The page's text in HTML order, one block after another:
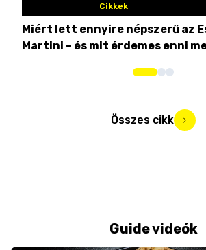
Cikkek
Miért lett ennyire népszerű az
Martini – és mit érdemes enni
Összes cikk
Guide videók